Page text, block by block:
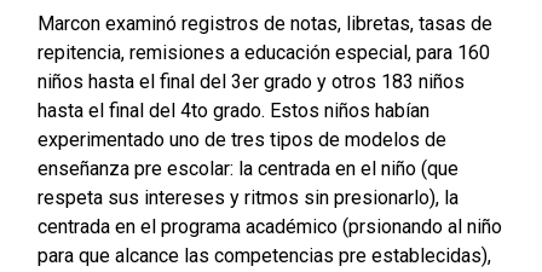
Marcon examinó registros de notas, libretas, tasas de
repitencia, remisiones a educación especial, para 160
niños hasta el final del 3er grado y otros 183 niños
hasta el final del 4to grado. Estos niños habían
experimentado uno de tres tipos de modelos de
enseñanza pre escolar: la centrada en el niño (que
respeta sus intereses y ritmos sin presionarlo), la
centrada en el programa académico (prsionando al niño
para que alcance las competencias pre establecidas),